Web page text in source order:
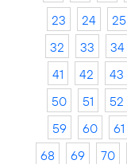
23
24 25
32
33 34
41
42 43
50
51 52
59
60 61
68
69 70